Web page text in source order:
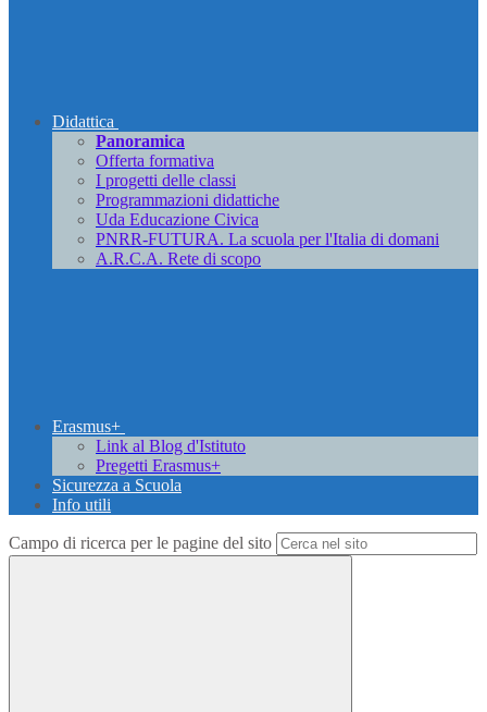
Didattica
Panoramica
Offerta formativa
I progetti delle classi
Programmazioni didattiche
Uda Educazione Civica
PNRR-FUTURA. La scuola per l'Italia di domani
A.R.C.A. Rete di scopo
Erasmus+
Link al Blog d'Istituto
Pregetti Erasmus+
Sicurezza a Scuola
Info utili
Campo di ricerca per le pagine del sito